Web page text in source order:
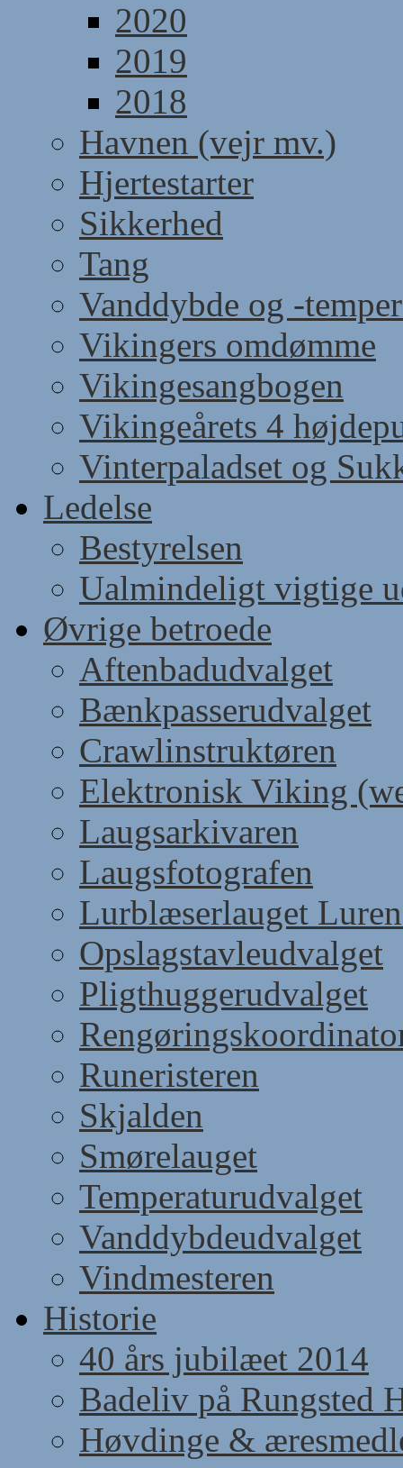
2020
2019
2018
Havnen (vejr mv.)
Hjertestarter
Sikkerhed
Tang
Vanddybde og -
Vikingers omdømme
Vikingesangbogen
Vikingeårets 4
Vinterpaladset og
Ledelse
Bestyrelsen
Ualmindeligt vigtige
Øvrige betroede
Aftenbadudvalget
Bænkpasserudvalget
Crawlinstruktøren
Elektronisk Viking
Laugsarkivaren
Laugsfotografen
Lurblæserlauget
Opslagstavleudvalget
Pligthuggerudvalget
Runeristeren
Skjalden
Smørelauget
Temperaturudvalget
Vanddybdeudvalget
Vindmesteren
Historie
40 års jubilæet 2014
Badeliv på Rungsted
Høvdinge &